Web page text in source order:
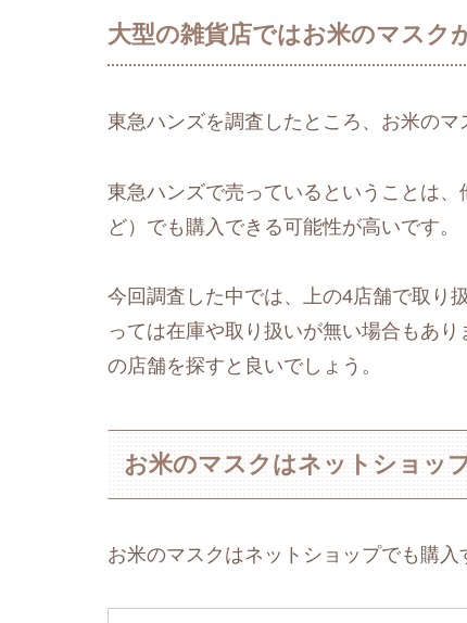
大型の雑貨店ではお米のマスク
東急ハンズを調査したところ、お米のマ
東急ハンズで売っているということは
ど）でも購入できる可能性が高いです。
今回調査した中では、上の4店舗で取り
っては在庫や取り扱いが無い場合もあ
の店舗を探すと良いでしょう。
お米のマスクはネットショッ
お米のマスクはネットショップでも購入